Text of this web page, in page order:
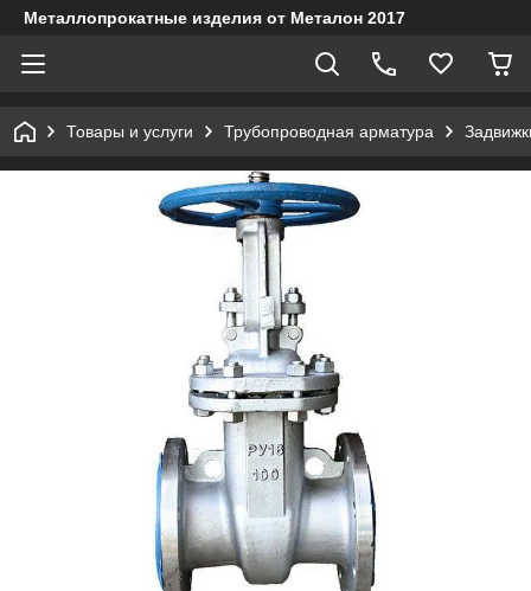
Металлопрокатные изделия от Металон 2017
Товары и услуги Трубопроводная арматура